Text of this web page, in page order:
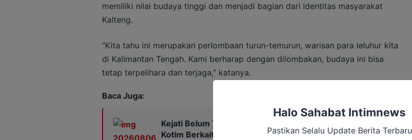
memiliki nilai budaya tinggi dan menjadi bagian dari identitas masyarakat
Kalteng.
“Kita tahu ini merupakan perlombaan turun-temurun, warisan para leluhur kita
di Kalimantan Tengah. Kami berharap dengan dilombakan, budaya ini bisa
tetap terpelihara dan terjaga,” katanya.
Baca Juga:
Kejati Belum Temukan Bukti Korupsi Dana Hibah KPU
Kotim Berkaitan dengan Pilkada
Halo Sahabat Intimnews
Pastikan Selalu Update Berita Terbaru